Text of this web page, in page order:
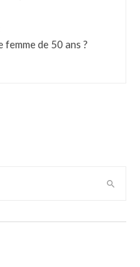
de 50 ans ?